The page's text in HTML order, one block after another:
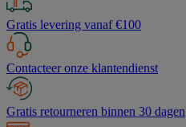
Gratis levering vanaf €100
Contacteer onze klantendienst
Gratis retourneren binnen 30 dagen